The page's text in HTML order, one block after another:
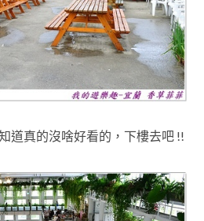
道真的沒啥好看的，下樓去吧 !!